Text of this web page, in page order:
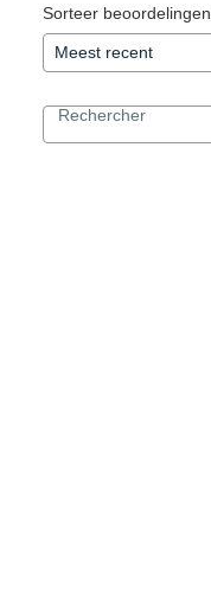
Sorteer beoordelingen